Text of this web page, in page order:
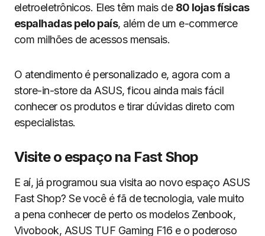
eletroeletrônicos. Eles têm mais de 80 lojas físicas
espalhadas pelo país, além de um e-commerce
com milhões de acessos mensais.
O atendimento é personalizado e, agora com a
store-in-store da ASUS, ficou ainda mais fácil
conhecer os produtos e tirar dúvidas direto com
especialistas.
Visite o espaço na Fast Shop
E aí, já programou sua visita ao novo espaço ASUS
Fast Shop? Se você é fã de tecnologia, vale muito
a pena conhecer de perto os modelos Zenbook,
Vivobook, ASUS TUF Gaming F16 e o poderoso